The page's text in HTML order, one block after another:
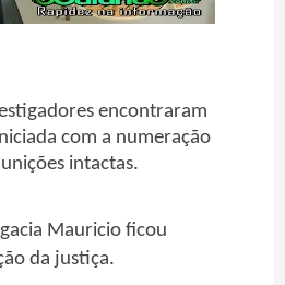
encontraram
com a numeração
intactas.
Mauricio ficou
da justiça.